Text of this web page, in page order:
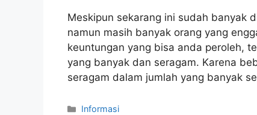
Meskipun sekarang ini sudah banyak
namun masih banyak orang yang
keuntungan yang bisa anda peroleh,
yang banyak dan seragam. Karena
seragam dalam jumlah yang banyak
Kategori
Informasi